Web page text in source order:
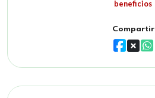
beneficios
Compartir